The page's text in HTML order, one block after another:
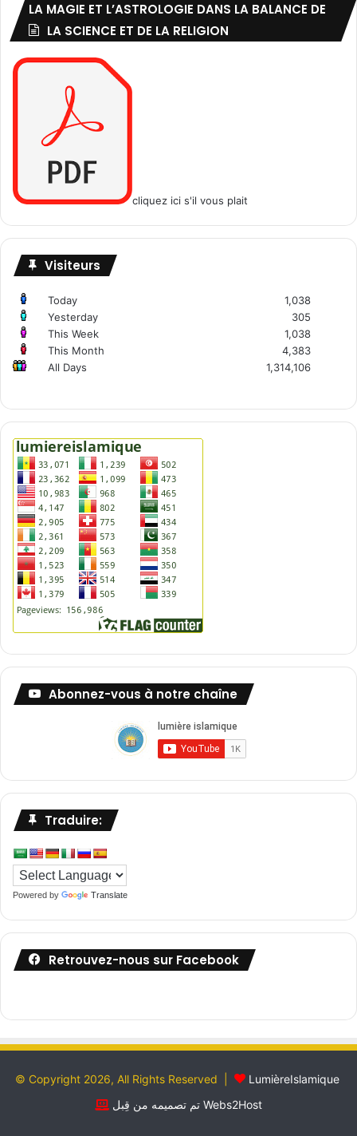
LA MAGIE ET L’ASTROLOGIE DANS LA BALANCE DE
LA SCIENCE ET DE LA RELIGION
cliquez ici s'il vous plait
Visiteurs
Today
1,038
Yesterday
305
This Week
1,038
This Month
4,383
All Days
1,314,106
Abonnez-vous à notre chaîne
Traduire:
Powered by Translate
Retrouvez-nous sur Facebook
© Copyright 2026, All Rights Reserved |
LumièreIslamique
تم تصميمه من قِبل Webs2Host